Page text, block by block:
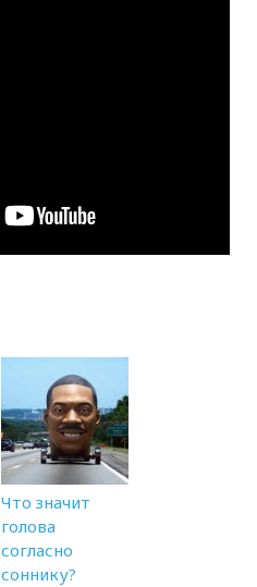
Что значит
голова
согласно
соннику?